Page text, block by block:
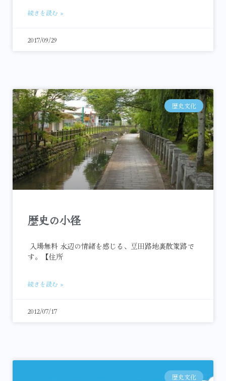
続きを読む »
2017/09/29
歴史文化
歴史の小径
入場無料 水辺の情緒を感じる、豆田路地裏散策路で
す。【住所
続きを読む »
2012/07/17
歴史文化